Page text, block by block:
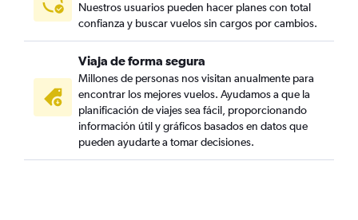
Nuestros usuarios pueden hacer planes con total
confianza y buscar vuelos sin cargos por cambios.
Viaja de forma segura
Millones de personas nos visitan anualmente para
encontrar los mejores vuelos. Ayudamos a que la
planificación de viajes sea fácil, proporcionando
información útil y gráficos basados en datos que
pueden ayudarte a tomar decisiones.